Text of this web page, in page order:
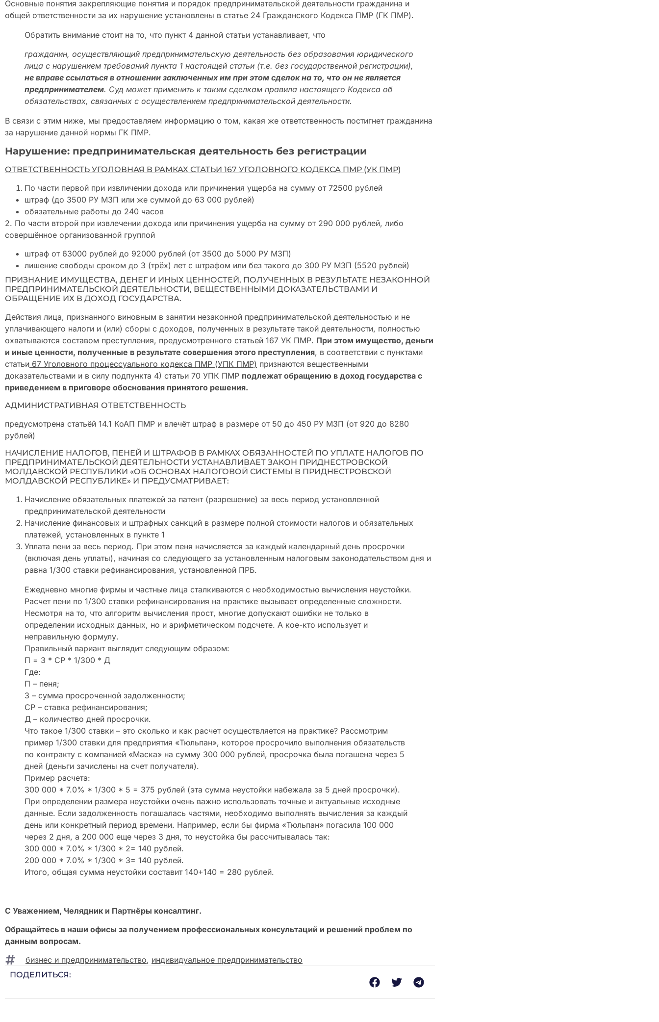
Основные понятия закрепляющие понятия и порядок предпринимательской деятельности гражданина и
общей ответственности за их нарушение установлены в статье 24 Гражданского Кодекса ПМР (ГК ПМР).
Обратить внимание стоит на то, что пункт 4 данной статьи устанавливает, что
гражданин, осуществляющий предпринимательскую деятельность без образования юридического
лица с нарушением требований пункта 1 настоящей статьи (т.е. без государственной регистрации),
не вправе ссылаться в отношении заключенных им при этом сделок на то, что он не является
предпринимателем. Суд может применить к таким сделкам правила настоящего Кодекса об
обязательствах, связанных с осуществлением предпринимательской деятельности.
В связи с этим ниже, мы предоставляем информацию о том, какая же ответственность постигнет гражданина
за нарушение данной нормы ГК ПМР.
Нарушение: предпринимательская деятельность без регистрации
ОТВЕТСТВЕННОСТЬ УГОЛОВНАЯ В РАМКАХ СТАТЬИ 167 УГОЛОВНОГО КОДЕКСА ПМР (УК ПМР)
По части первой при извличении дохода или причинения ущерба на сумму от 72500 рублей
штраф (до 3500 РУ МЗП или же суммой до 63 000 рублей)
обязательные работы до 240 часов
2. По части второй при извлечении дохода или причинения ущерба на сумму от 290 000 рублей, либо
совершённое организованной группой
штраф от 63000 рублей до 92000 рублей (от 3500 до 5000 РУ МЗП)
лишение свободы сроком до 3 (трёх) лет с штрафом или без такого до 300 РУ МЗП (5520 рублей)
ПРИЗНАНИЕ ИМУЩЕСТВА, ДЕНЕГ И ИНЫХ ЦЕННОСТЕЙ, ПОЛУЧЕННЫХ В РЕЗУЛЬТАТЕ НЕЗАКОННОЙ
ПРЕДПРИНИМАТЕЛЬСКОЙ ДЕЯТЕЛЬНОСТИ, ВЕЩЕСТВЕННЫМИ ДОКАЗАТЕЛЬСТВАМИ И
ОБРАЩЕНИЕ ИХ В ДОХОД ГОСУДАРСТВА.
Действия лица, признанного виновным в занятии незаконной предпринимательской деятельностью и не
уплачивающего налоги и (или) сборы с доходов, полученных в результате такой деятельности, полностью
охватываются составом преступления, предусмотренного статьей 167 УК ПМР. При этом имущество, деньги
и иные ценности, полученные в результате совершения этого преступления, в соответствии с пунктами
статьи 67 Уголовного процессуального кодекса ПМР (УПК ПМР) признаются вещественными
доказательствами и в силу подпункта 4) статьи 70 УПК ПМР подлежат обращению в доход государства с
приведением в приговоре обоснования принятого решения.
АДМИНИСТРАТИВНАЯ ОТВЕТСТВЕННОСТЬ
предусмотрена статьёй 14.1 КоАП ПМР и влечёт штраф в размере от 50 до 450 РУ МЗП (от 920 до 8280
рублей)
НАЧИСЛЕНИЕ НАЛОГОВ, ПЕНЕЙ И ШТРАФОВ В РАМКАХ ОБЯЗАННОСТЕЙ ПО УПЛАТЕ НАЛОГОВ ПО
ПРЕДПРИНИМАТЕЛЬСКОЙ ДЕЯТЕЛЬНОСТИ УСТАНАВЛИВАЕТ ЗАКОН ПРИДНЕСТРОВСКОЙ
МОЛДАВСКОЙ РЕСПУБЛИКИ «ОБ ОСНОВАХ НАЛОГОВОЙ СИСТЕМЫ В ПРИДНЕСТРОВСКОЙ
МОЛДАВСКОЙ РЕСПУБЛИКЕ» И ПРЕДУСМАТРИВАЕТ:
Начисление обязательных платежей за патент (разрешение) за весь период установленной
предпринимательской деятельности
Начисление финансовых и штрафных санкций в размере полной стоимости налогов и обязательных
платежей, установленных в пункте 1
Уплата пени за весь период. При этом пеня начисляется за каждый календарный день просрочки
(включая день уплаты), начиная со следующего за установленным налоговым законодательством дня и
равна 1/300 ставки рефинансирования, установленной ПРБ.
Ежедневно многие фирмы и частные лица сталкиваются с необходимостью вычисления неустойки.
Расчет пени по 1/300 ставки рефинансирования на практике вызывает определенные сложности.
Несмотря на то, что алгоритм вычисления прост, многие допускают ошибки не только в
определении исходных данных, но и арифметическом подсчете. А кое-кто использует и
неправильную формулу.
Правильный вариант выглядит следующим образом:
П = З * СР * 1/300 * Д
Где:
П – пеня;
З – сумма просроченной задолженности;
СР – ставка рефинансирования;
Д – количество дней просрочки.
Что такое 1/300 ставки – это сколько и как расчет осуществляется на практике? Рассмотрим
пример 1/300 ставки для предприятия «Тюльпан», которое просрочило выполнения обязательств
по контракту с компанией «Маска» на сумму 300 000 рублей, просрочка была погашена через 5
дней (деньги зачислены на счет получателя).
Пример расчета:
300 000 * 7.0% * 1/300 * 5 = 375 рублей (эта сумма неустойки набежала за 5 дней просрочки).
При определении размера неустойки очень важно использовать точные и актуальные исходные
данные. Если задолженность погашалась частями, необходимо выполнять вычисления за каждый
день или конкретный период времени. Например, если бы фирма «Тюльпан» погасила 100 000
через 2 дня, а 200 000 еще через 3 дня, то неустойка бы рассчитывалась так:
300 000 * 7.0% * 1/300 * 2= 140 рублей.
200 000 * 7.0% * 1/300 * 3= 140 рублей.
Итого, общая сумма неустойки составит 140+140 = 280 рублей.
С Уважением, Челядник и Партнёры консалтинг.
Обращайтесь в наши офисы за получением профессиональных консультаций и решений проблем по
данным вопросам.
бизнес и предпринимательство, индивидуальное предпринимательство
ПОДЕЛИТЬСЯ: